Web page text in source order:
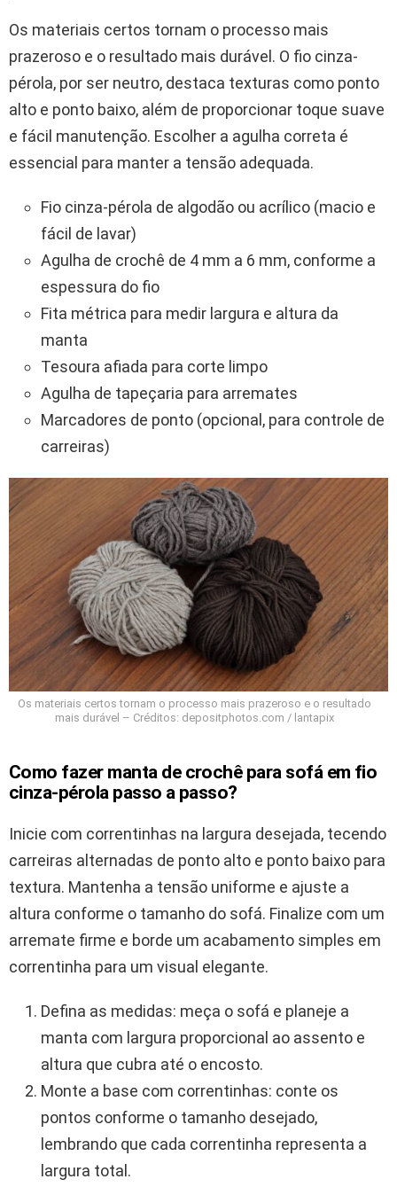
Os materiais certos tornam o processo mais
prazeroso e o resultado mais durável. O fio cinza-
pérola, por ser neutro, destaca texturas como ponto
alto e ponto baixo, além de proporcionar toque suave
e fácil manutenção. Escolher a agulha correta é
essencial para manter a tensão adequada.
Fio cinza-pérola de algodão ou acrílico (macio e
fácil de lavar)
Agulha de crochê de 4 mm a 6 mm, conforme a
espessura do fio
Fita métrica para medir largura e altura da
manta
Tesoura afiada para corte limpo
Agulha de tapeçaria para arremates
Marcadores de ponto (opcional, para controle de
carreiras)
Os materiais certos tornam o processo mais prazeroso e o resultado
mais durável – Créditos: depositphotos.com / lantapix
Como fazer manta de crochê para sofá em fio
cinza-pérola passo a passo?
Inicie com correntinhas na largura desejada, tecendo
carreiras alternadas de ponto alto e ponto baixo para
textura. Mantenha a tensão uniforme e ajuste a
altura conforme o tamanho do sofá. Finalize com um
arremate firme e borde um acabamento simples em
correntinha para um visual elegante.
Defina as medidas: meça o sofá e planeje a
manta com largura proporcional ao assento e
altura que cubra até o encosto.
Monte a base com correntinhas: conte os
pontos conforme o tamanho desejado,
lembrando que cada correntinha representa a
largura total.